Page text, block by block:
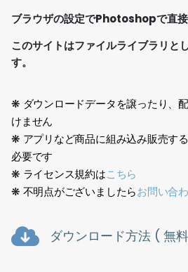
ブラウザの設定でPhotoshopで直接
このサイトはファイルライブラリと
す。
❋ ダウンロードデータを譲ったり、
けません
❋ アプリなど商品に組み込み販売す
必要です
❋ ライセンス規約はこちら
❋ 不明点がございましたらお問い合
ダウンロード方法 ( 無